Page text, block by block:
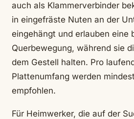
auch als Klammerverbinder
in eingefräste Nuten an der
eingehängt und erlauben eine
Querbewegung, während sie
dem Gestell halten. Pro
Plattenumfang werden
empfohlen.
Für Heimwerker, die auf der